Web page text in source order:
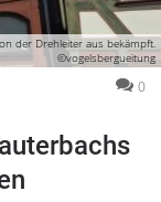
der Drehleiter aus bekämpft.
©vogelsbergueitung
0